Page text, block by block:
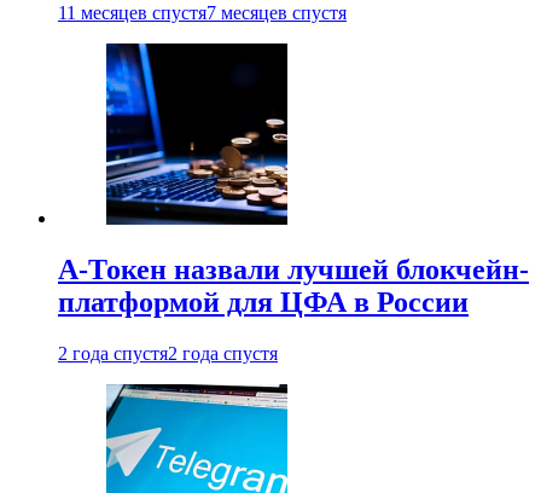
11 месяцев спустя7 месяцев спустя
А-Токен назвали лучшей блокчейн-
платформой для ЦФА в России
2 года спустя2 года спустя